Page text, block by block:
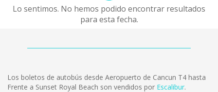
Lo sentimos. No hemos podido encontrar resultados
para esta fecha.
Los boletos de autobús desde Aeropuerto de Cancun T4 hasta
Frente a Sunset Royal Beach son vendidos por Escalibur.